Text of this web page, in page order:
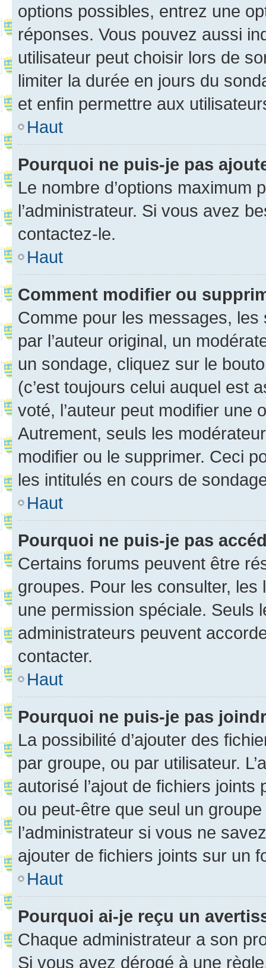
options possibles, entrez une
réponses. Vous pouvez aussi
utilisateur peut choisir lors de
limiter la durée en jours du
et enfin permettre aux
Haut
Pourquoi ne puis-je pas
Le nombre d’options maximum
l’administrateur. Si vous avez
contactez-le.
Haut
Comment modifier ou
Comme pour les messages,
par l’auteur original, un
un sondage, cliquez sur le
(c’est toujours celui auquel est
voté, l’auteur peut modifier une
Autrement, seuls les
modifier ou le supprimer. Ceci
les intitulés en cours de
Haut
Pourquoi ne puis-je pas
Certains forums peuvent être
groupes. Pour les consulter,
une permission spéciale. Seuls
administrateurs peuvent
contacter.
Haut
Pourquoi ne puis-je pas
La possibilité d’ajouter des
par groupe, ou par utilisateur.
autorisé l’ajout de fichiers
ou peut-être que seul un
l’administrateur si vous ne
ajouter de fichiers joints sur un
Haut
Pourquoi ai-je reçu un
Chaque administrateur a son
Si vous avez dérogé à une